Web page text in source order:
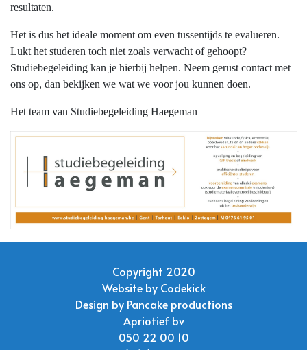
resultaten.
Het is dus het ideale moment om even tussentijds te evalueren.
Lukt het studeren toch niet zoals verwacht of gehoopt?
Studiebegeleiding kan je hierbij helpen. Neem gerust contact met
ons op, dan bekijken we wat we voor jou kunnen doen.
Het team van Studiebegeleiding Haegeman
Copyright 2020
Website by Codekick
Design by Pancake productions
Apriotief bv
050 22 00 10